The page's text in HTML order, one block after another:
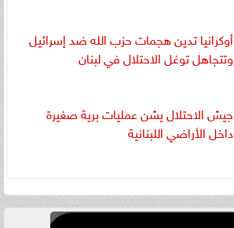
أوكرانيا تدين هجمات حزب الله ضد إسرائيل
وتتجاهل توغل الاحتلال في لبنان
جيش الاحتلال يشن عمليات برية صغيرة
داخل الأراضي اللبنانية